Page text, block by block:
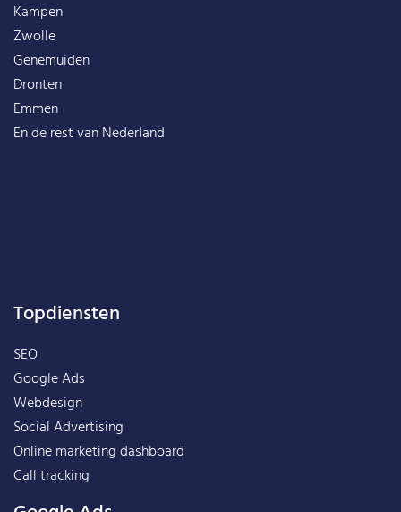
Kampen
Zwolle
Genemuiden
Dronten
Emmen
En de rest vanNederland
Topdiensten
SEO
Google Ads
Webdesign
Social Advertising
Online marketing dashboard
Call tracking